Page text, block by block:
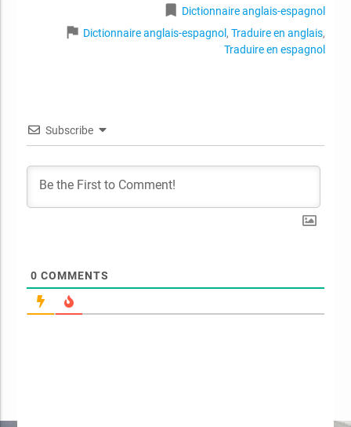
bookmark Dictionnaire anglais-espagnol
flag Dictionnaire anglais-espagnol ,Traduire en anglais,
Traduire en espagnol
Subscribe
0 COMMENTS